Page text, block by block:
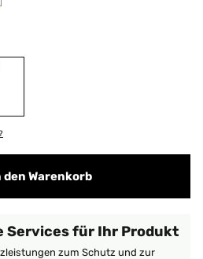
den Warenkorb
Services für Ihr Produkt
zum Schutz und zur